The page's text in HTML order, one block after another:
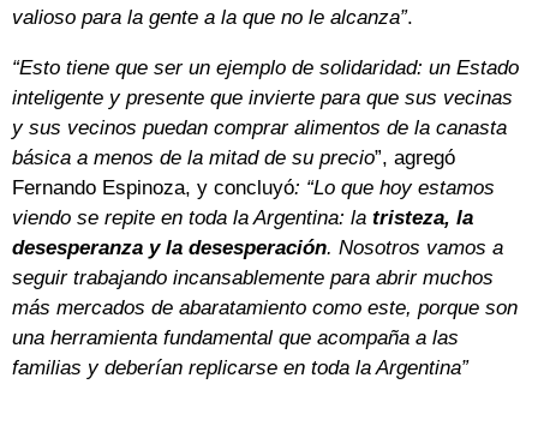
valioso para la gente a la que no le alcanza”.
“Esto tiene que ser un ejemplo de solidaridad: un Estado
inteligente y presente que invierte para que sus vecinas
y sus vecinos puedan comprar alimentos de la canasta
básica a menos de la mitad de su precio”, agregó
Fernando Espinoza, y concluyó: “Lo que hoy estamos
viendo se repite en toda la Argentina: la tristeza, la
desesperanza y la desesperación. Nosotros vamos a
seguir trabajando incansablemente para abrir muchos
más mercados de abaratamiento como este, porque son
una herramienta fundamental que acompaña a las
familias y deberían replicarse en toda la Argentina”